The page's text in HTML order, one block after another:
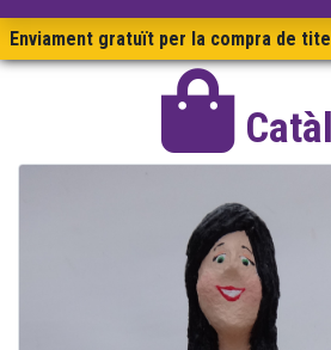
Enviament gratuït per la compra de